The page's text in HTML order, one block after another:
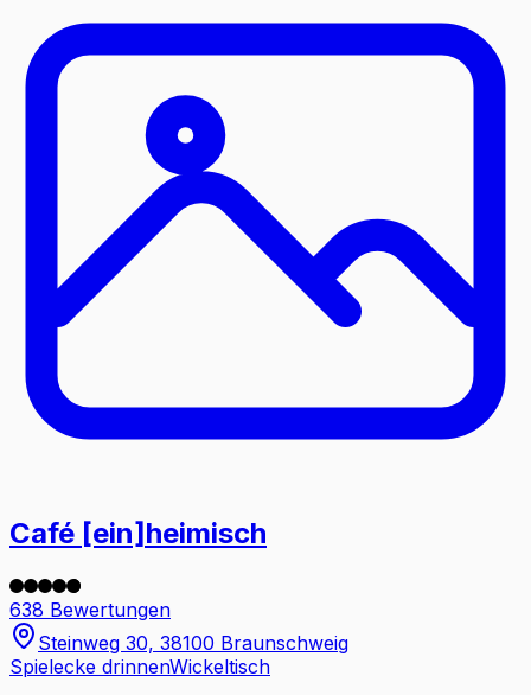
Café [ein]heimisch
638 Bewertungen
Steinweg 30, 38100 Braunschweig
Spielecke drinnenWickeltisch